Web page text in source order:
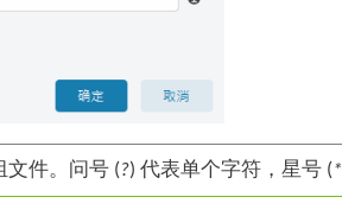
文件。问号 (?) 代表单个字符，星号 (*